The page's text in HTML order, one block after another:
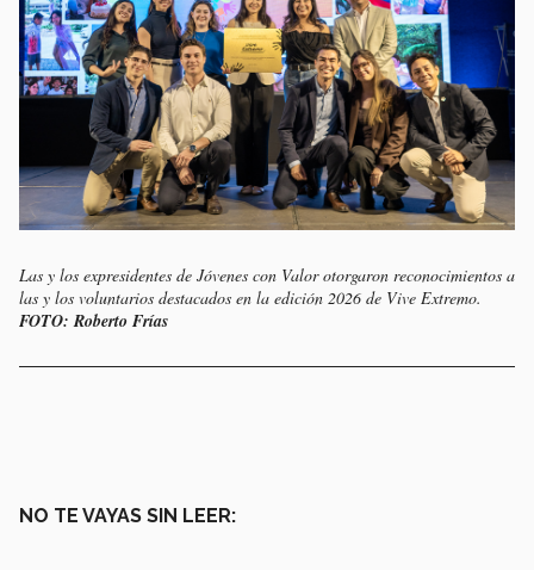
Las y los expresidentes de Jóvenes con Valor otorgaron reconocimientos a
las y los voluntarios destacados en la edición 2026 de Vive Extremo.
FOTO: Roberto Frías
NO TE VAYAS SIN LEER: